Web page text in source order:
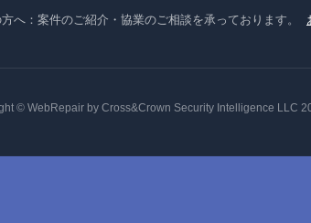
へ：案件のご紹介・協業のご相談を承っております。
© WebRepair by Cross&Crown Security Intelligence LLC